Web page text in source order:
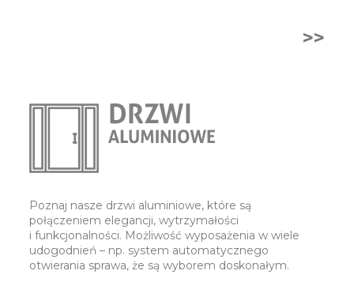
>>
Poznaj nasze drzwi aluminiowe, które są
połączeniem elegancji, wytrzymałości
i funkcjonalności. Możliwość wyposażenia w wiele
udogodnień – np. system automatycznego
otwierania sprawa, że są wyborem doskonałym.